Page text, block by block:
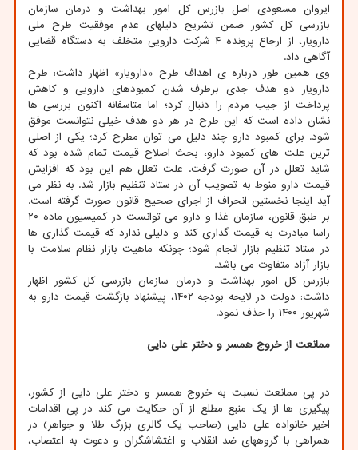
ایروان مسعودی اصل بازرس کل امور بهداشت و درمان سازمان
بازرسی کل کشور ضمن تشریح دلیلهای عدم موفقیت طرح ملی
دارویار، از ارجاع پرونده ۴ شرکت دارویی متخلف به دستگاه قضایی
آگاهی داد.
وی همین طور درباره ی اهداف طرح «دارویار» اظهار داشت: طرح
دارویار دو هدف جدی برطرف شدن کمبودهای دارویی و کاهش
پرداخت از جیب مردم را دنبال کرد؛ اما متاسفانه اکنون بررسی ها
نشان داده است که این طرح در هر دو هدف خیلی نتوانست موفق
شود. برای کمبود دارو چند دلیل می توان مطرح کرد؛ یکی از اصلی
ترین علت های کمبود دارو، بحث اصلاح قیمت تمام شده بود که
شاید تعلل در آن صورت گرفت. علت تعلل هم این بود که افزایش
قیمت دارو منوط به تصویب آن در ستاد تنظیم بازار شد. به نظر می
آید اینجا نخستین انحراف از اجرای صحیح قانون صورت گرفته است.
بر طبق قانون، سازمان غذا و دارو می توانست در کمیسیون ماده ۲۰
راسا مبادرت به قیمت گذاری کند و دلیلی ندارد که قیمت گذاری ها
در ستاد تنظیم بازار انجام شود؛ چونکه ماهیت بازار نظام سلامت با
بازار آزاد متفاوت می باشد.
بازرس کل امور بهداشت و درمان سازمان بازرسی کل کشور اظهار
داشت: دولت در لایحه بودجه ۱۴۰۲، پیشنهاد بازگشت قیمت دارو به
شهریور ۱۴۰۰ را حذف نمود.
ممانعت از خروج همسر و دختر علی دایی
در پی ممانعت نسبت به خروج همسر و دختر علی دایی از کشور،
پیگیری ها از یک منبع مطلع از آن حکایت می کند در پی اقدامات
اخیر خانواده علی دایی (صاحب یک گالری بزرگ طلا و جواهر) در
همراهی با گروههای ضد انقلاب و اغتشاشگران و دعوت به اعتصاب،